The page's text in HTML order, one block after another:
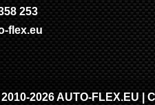
253
flex.eu
2026 AUTO-FLEX.EU |